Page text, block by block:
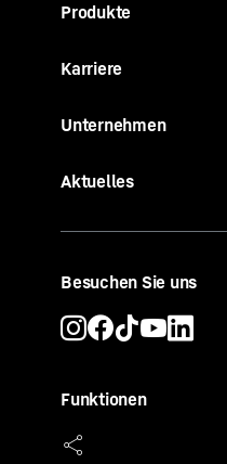
Produkte
Karriere
Unternehmen
Aktuelles
Besuchen Sie uns
Funktionen